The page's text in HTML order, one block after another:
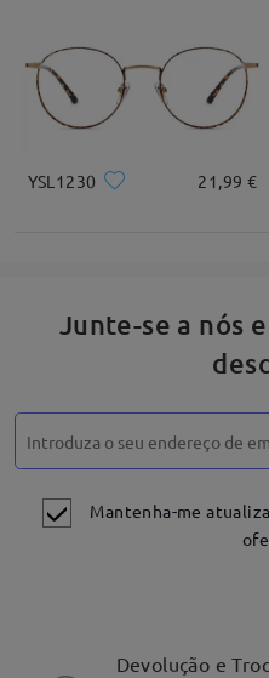
YSL1230 21,99 €
Junte-se a nós
Mantenha-me
Devolução e